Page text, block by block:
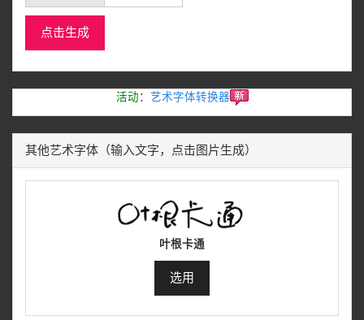
点击生成
活动 ： 艺术字体转换器
其他艺术字体（输入文字，点击图片生成）
叶根卡通
选用